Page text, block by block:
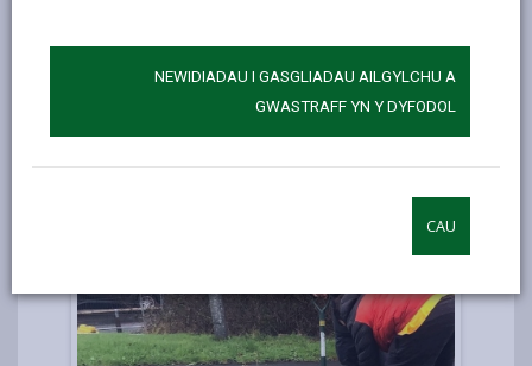
NEWIDIADAU I GASGLIADAU AILGYLCHU A
GWASTRAFF YN Y DYFODOL
CAU